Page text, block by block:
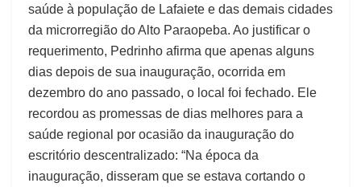
saúde à população de Lafaiete e das demais cidades
da microrregião do Alto Paraopeba. Ao justificar o
requerimento, Pedrinho afirma que apenas alguns
dias depois de sua inauguração, ocorrida em
dezembro do ano passado, o local foi fechado. Ele
recordou as promessas de dias melhores para a
saúde regional por ocasião da inauguração do
escritório descentralizado: “Na época da
inauguração, disseram que se estava cortando o